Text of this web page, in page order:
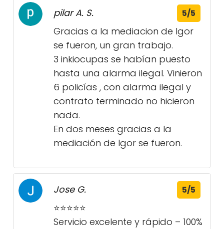
pilar A. S. 5/5
Gracias a la mediacion de Igor
se fueron, un gran trabajo.
3 inkiocupas se habían puesto
hasta una alarma ilegal. Vinieron
6 policías , con alarma ilegal y
contrato terminado no hicieron
nada.
En dos meses gracias a la
mediación de Igor se fueron.
Jose G. 5/5
⭐️⭐️⭐️⭐️⭐️
Servicio excelente y rápido – 100%